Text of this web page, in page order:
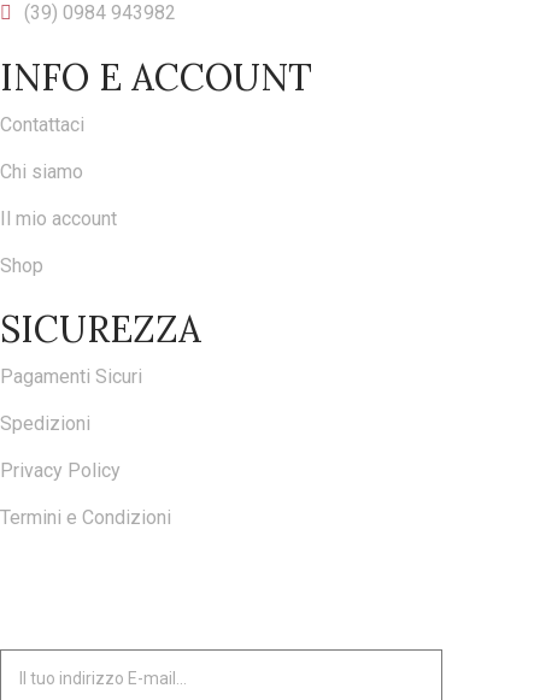
(39) 0984 943982
INFO E ACCOUNT
Contattaci
Chi siamo
Il mio account
Shop
SICUREZZA
Pagamenti Sicuri
Spedizioni
Privacy Policy
Termini e Condizioni